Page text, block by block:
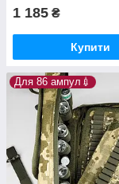
1 185 ₴
Купити
Для 86 ампул💉